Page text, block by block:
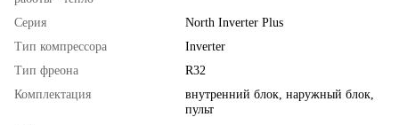
Серия
North Inverter Plus
Тип компрессора
Inverter
Тип фреона
R32
Комплектация
внутренний блок, наружный блок,
пульт